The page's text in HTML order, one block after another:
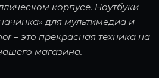
корпусе. Ноутбуки
для мультимедиа и
– это прекрасная техника на
магазина.